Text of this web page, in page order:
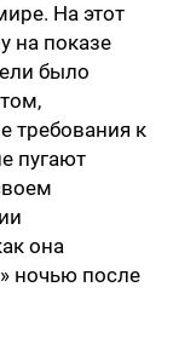
На этот
на показе
было
требования к
пугают
она
ночью после